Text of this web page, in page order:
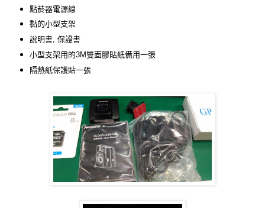
點菸器電源線
黏的小型支架
說明書, 保證書
小型支架用的3M雙面膠貼紙備用一張
隔熱紙保護貼一張